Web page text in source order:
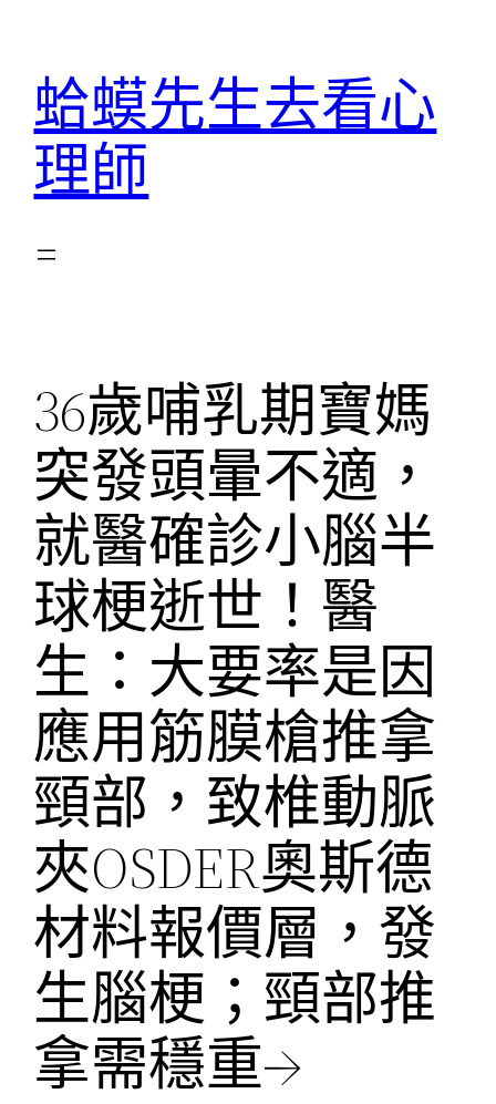
蛤蟆先生去看心
理師
36歲哺乳期寶媽
突發頭暈不適，
就醫確診小腦半
球梗逝世！醫
生：大要率是因
應用筋膜槍推拿
頸部，致椎動脈
夾OSDER奧斯德
材料報價層，發
生腦梗；頸部推
拿需穩重→